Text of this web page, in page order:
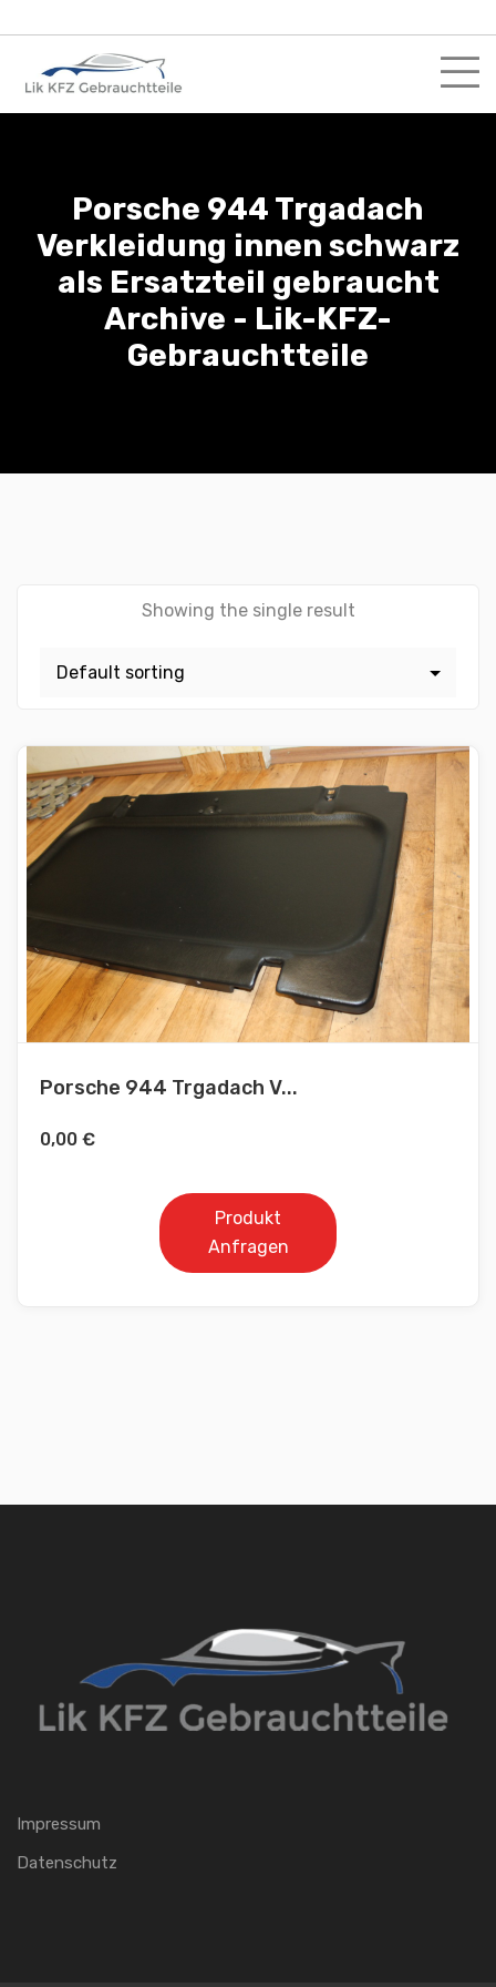
to
content
Porsche 944 Trgadach
Verkleidung innen schwarz
als Ersatzteil gebraucht
Archive - Lik-KFZ-
Gebrauchtteile
Showing the single result
Porsche 944 Trgadach V...
0,00 €
Produkt
Anfragen
Impressum
Datenschutz